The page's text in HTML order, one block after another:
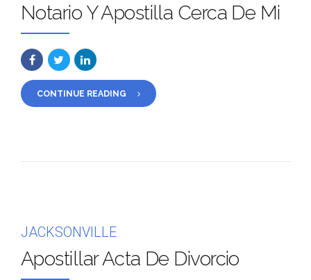
Notario Y Apostilla Cerca De Mi
CONTINUE READING
JACKSONVILLE
Apostillar Acta De Divorcio